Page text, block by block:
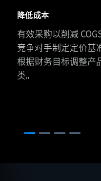
降低成本
有效采购以削减
竞争对手制定定价基
根据财务目标调整产
类。